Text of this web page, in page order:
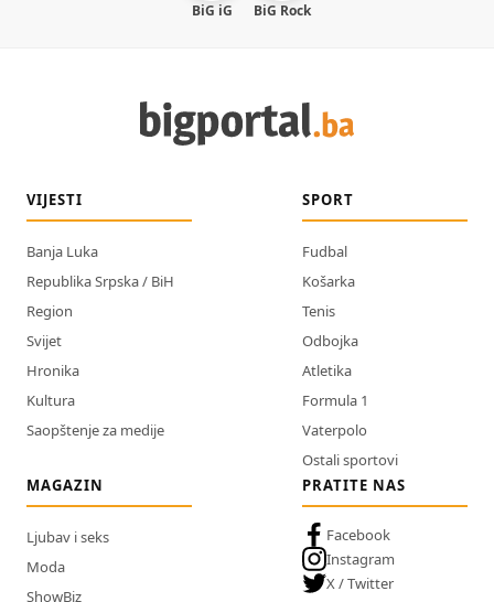
BiG iG BiG Rock
VIJESTI
Banja Luka
Republika Srpska / BiH
Region
Svijet
Hronika
Kultura
Saopštenje za medije
SPORT
Fudbal
Košarka
Tenis
Odbojka
Atletika
Formula 1
Vaterpolo
Ostali sportovi
MAGAZIN
Ljubav i seks
Moda
ShowBiz
PRATITE NAS
Facebook
Instagram
X / Twitter